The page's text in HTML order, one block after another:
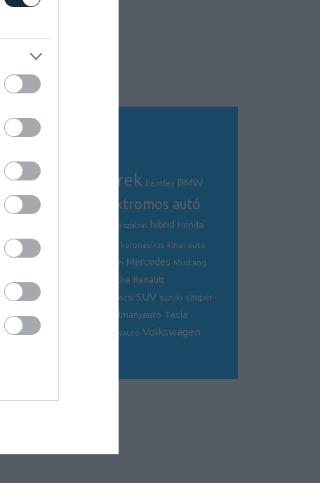
Tagfelhő
AMG Audi autós hírek Bentley BMW
crossover elektromos autó
genfi autószalon hibrid Honda
hyundai koronavírus kínai autó
McLaren Mercedes Mustang
Porsche Renault
ráncfelvarrás sportkocsi SUV suzuki szuper-
sportkocsi
tanulmányautó Tesla
Toyota
versenyautó Volkswagen